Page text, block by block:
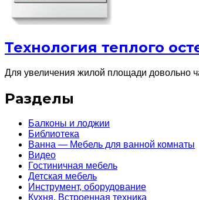
Технология теплого
Для увеличения жилой площади довольно
Разделы
Балконы и лоджии
Библиотека
Ванна — Мебель для ванной комнаты
Видео
Гостиничная мебель
Детская мебель
Инструмент, оборудование
Кухня. Встроенная техника